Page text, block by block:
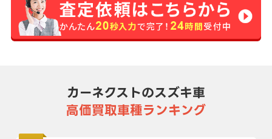
カーネクストのスズキ車
高価買取車種ランキング